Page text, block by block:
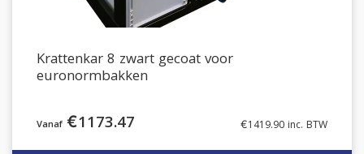
Krattenkar 8 zwart gecoat voor
euronormbakken
€1173.47 €1419.90 inc. BTW